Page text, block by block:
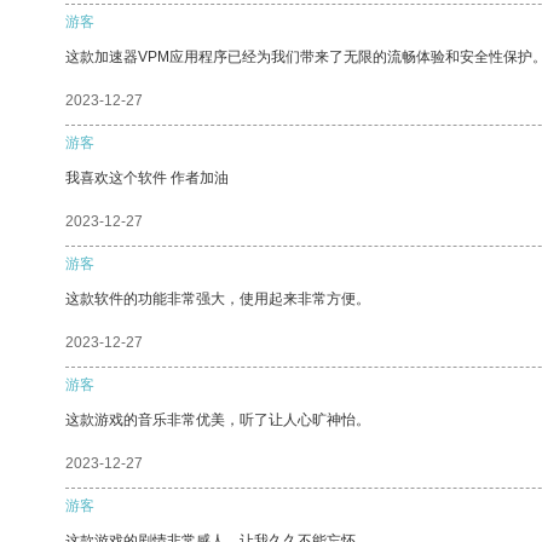
游客
这款加速器VPM应用程序已经为我们带来了无限的流畅体验和安全性保护
2023-12-27
游客
我喜欢这个软件 作者加油
2023-12-27
游客
这款软件的功能非常强大，使用起来非常方便。
2023-12-27
游客
这款游戏的音乐非常优美，听了让人心旷神怡。
2023-12-27
游客